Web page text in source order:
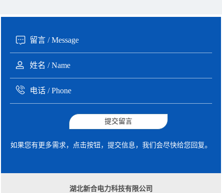
135xxxx6654 张先生 咨询了报价
提交留言
如果您有更多需求，点击按钮，提交信息，我们会尽快给您回复。
湖北新合电力科技有限公司